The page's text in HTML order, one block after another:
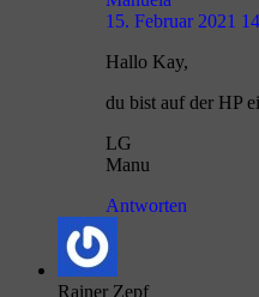
15. Februar 2021
Hallo Kay,
du bist auf der HP
LG
Manu
Antworten
Rainer Zepf